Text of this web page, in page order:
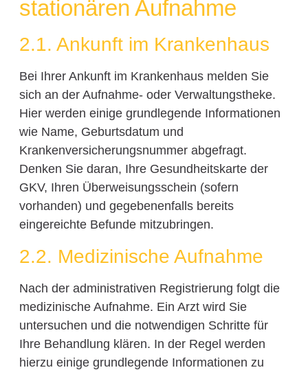
stationären Aufnahme
2.1. Ankunft im Krankenhaus
Bei Ihrer Ankunft im Krankenhaus melden Sie
sich an der Aufnahme- oder Verwaltungstheke.
Hier werden einige grundlegende Informationen
wie Name, Geburtsdatum und
Krankenversicherungsnummer abgefragt.
Denken Sie daran, Ihre Gesundheitskarte der
GKV, Ihren Überweisungsschein (sofern
vorhanden) und gegebenenfalls bereits
eingereichte Befunde mitzubringen.
2.2. Medizinische Aufnahme
Nach der administrativen Registrierung folgt die
medizinische Aufnahme. Ein Arzt wird Sie
untersuchen und die notwendigen Schritte für
Ihre Behandlung klären. In der Regel werden
hierzu einige grundlegende Informationen zu